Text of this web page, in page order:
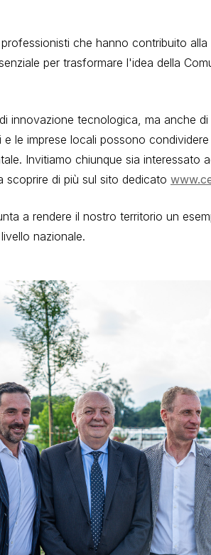
che hanno contribuito alla
per trasformare l'idea della
innovazione tecnologica, ma anche
le imprese locali possono
Invitiamo chiunque sia interessato
scoprire di più sul sito dedicato
a rendere il nostro territorio un
nazionale.